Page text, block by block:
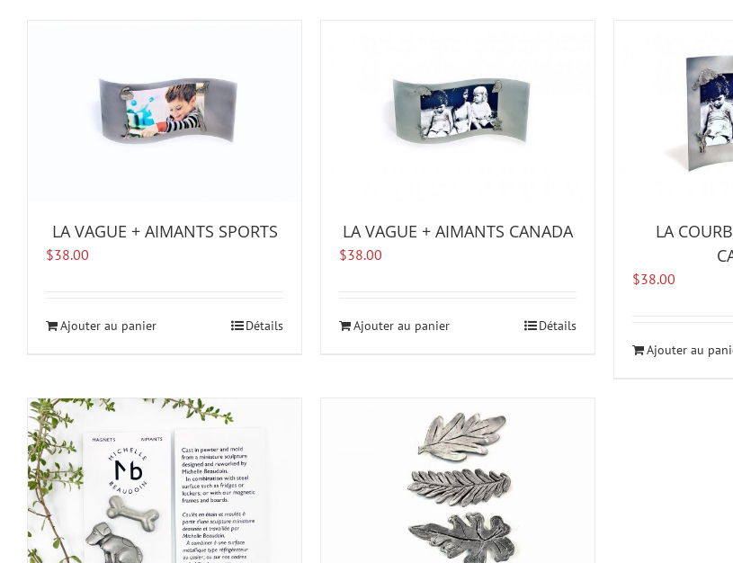
LA VAGUE + AIMANTS SPORTS
$38.00
Ajouter au panier Détails
LA VAGUE + AIMANTS CANADA
$38.00
Ajouter au panier Détails
LA
$38.00
Ajouter au